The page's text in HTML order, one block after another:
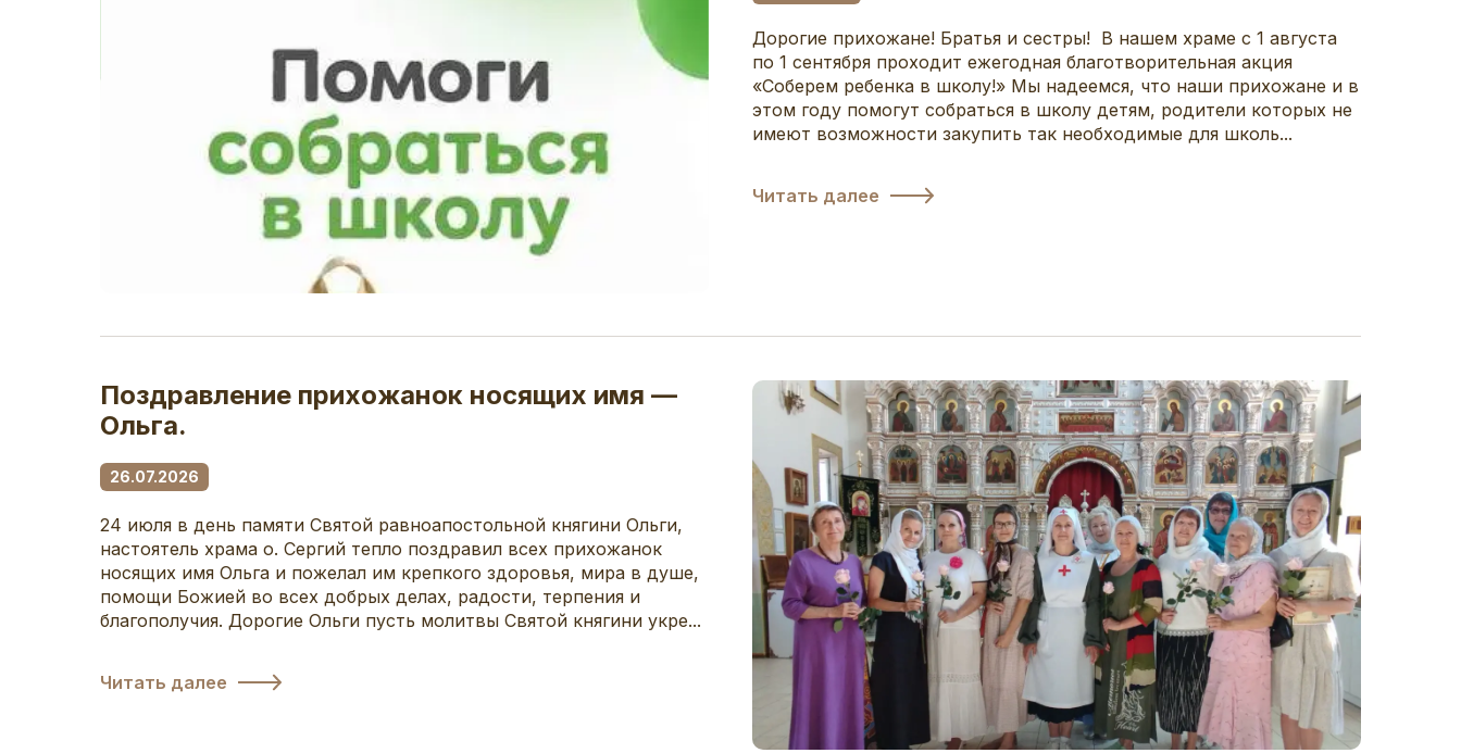
Дорогие прихожане! Братья и сестры! В нашем храме с 1 августа
по 1 сентября проходит ежегодная благотворительная акция
«Соберем ребенка в школу!» Мы надеемся, что наши прихожане и в
этом году помогут собраться в школу детям, родители которых не
имеют возможности закупить так необходимые для школь...
Читать далее
Поздравление прихожанок носящих имя —
Ольга.
26.07.2026
24 июля в день памяти Святой равноапостольной княгини Ольги,
настоятель храма о. Сергий тепло поздравил всех прихожанок
носящих имя Ольга и пожелал им крепкого здоровья, мира в душе,
помощи Божией во всех добрых делах, радости, терпения и
благополучия. Дорогие Ольги пусть молитвы Святой княгини укре...
Читать далее